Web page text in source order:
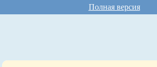
Полная версия